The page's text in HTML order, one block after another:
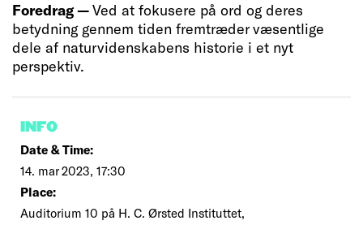
Foredrag —Ved at fokusere på ord og deres
betydning gennem tiden fremtræder væsentlige
dele af naturvidenskabens historie i et nyt
perspektiv.
INFO
Date & Time:
14. mar 2023, 17:30
Place:
Auditorium 10 på H. C. Ørsted Instituttet,